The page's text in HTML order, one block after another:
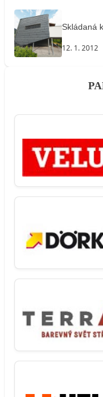
Skládaná
12. 1. 2012